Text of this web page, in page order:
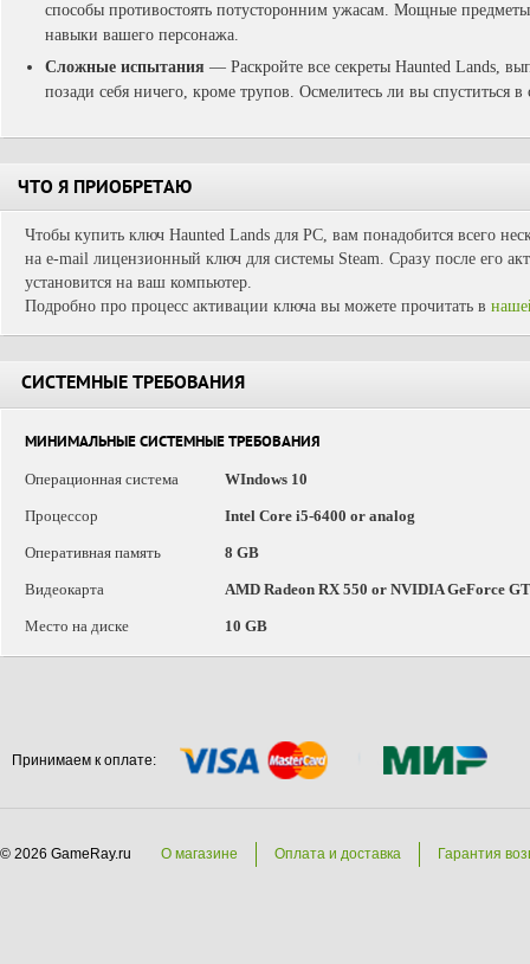
способы противостоять потусторонним ужасам. Мощные
навыки вашего персонажа.
Сложные испытания — Раскройте все секреты Haunted Lands,
позади себя ничего, кроме трупов. Осмелитесь ли вы спуститься
ЧТО Я ПРИОБРЕТАЮ
Чтобы купить ключ Haunted Lands для PC, вам понадобится всего
на e-mail лицензионный ключ для системы Steam. Сразу после его
установится на ваш компьютер.
Подробно про процесс активации ключа вы можете прочитать в
СИСТЕМНЫЕ ТРЕБОВАНИЯ
МИНИМАЛЬНЫЕ СИСТЕМНЫЕ ТРЕБОВАНИЯ
Операционная система
WIndows 10
Процессор Intel Core i5-6400 or analog
Оперативная память 8 GB
Видеокарта AMD Radeon RX 550 or NVIDIA GeForce
Место на диске 10 GB
Принимаем к оплате:
© 2026 GameRay.ru О магазине Оплата и доставка Гарантия